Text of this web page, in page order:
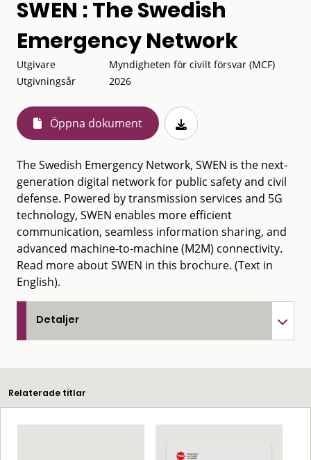
SWEN : The Swedish
Emergency Network
Utgivare
Myndigheten för civilt försvar (MCF)
Utgivningsår
2026
Öppna dokument
The Swedish Emergency Network, SWEN is the next-
generation digital network for public safety and civil
defense. Powered by transmission services and 5G
technology, SWEN enables more efficient
communication, seamless information sharing, and
advanced machine-to-machine (M2M) connectivity.
Read more about SWEN in this brochure. (Text in
English).
Detaljer
Relaterade titlar